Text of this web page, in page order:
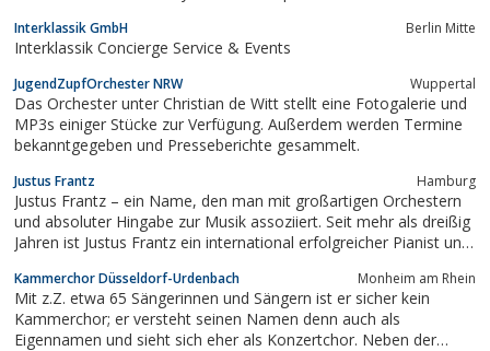
Interklassik GmbH Berlin Mitte
Interklassik Concierge Service & Events
JugendZupfOrchester NRW Wuppertal
Das Orchester unter Christian de Witt stellt eine Fotogalerie und
MP3s einiger Stücke zur Verfügung. Außerdem werden Termine
bekanntgegeben und Presseberichte gesammelt.
Justus Frantz Hamburg
Justus Frantz – ein Name, den man mit großartigen Orchestern
und absoluter Hingabe zur Musik assoziiert. Seit mehr als dreißig
Jahren ist Justus Frantz ein international erfolgreicher Pianist und
verdient gemacht: Immer wieder entdeckt und fördert er junge
Musiktalente.
Kammerchor Düsseldorf-Urdenbach Monheim am Rhein
Mit z.Z. etwa 65 Sängerinnen und Sängern ist er sicher kein
Kammerchor; er versteht seinen Namen denn auch als
Eigennamen und sieht sich eher als Konzertchor. Neben der